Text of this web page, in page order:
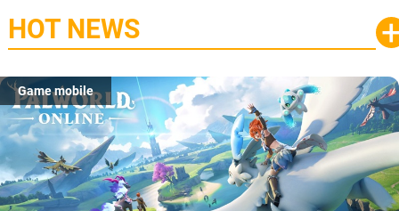
HOT NEWS
Game mobile